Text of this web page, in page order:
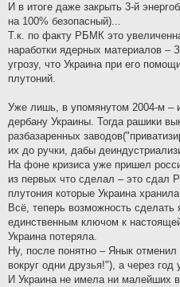
И в итоге даже закрыть 3-й
на 100% безопасный)...
Т.к. по факту РБМК это
наработки ядерных материалов –
угрозу, что Украина при его
плутоний.
Уже лишь, в упомянутом 2004-м –
дербану Украины. Тогда рашики
разбазаренных
их до ручки, дабы
На фоне кризиса уже пришел
из первых что сделал – это сдал
плутония которые Украина
Всё, теперь возможность сделать
единственным ключом к
Украина потеряла.
Ну, после понятно – Янык
вокруг одни друзья!"), а через
И Украина не имела ни малейших